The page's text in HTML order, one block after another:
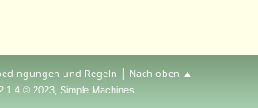
und Regeln | Nach oben ▲
© 2023, Simple Machines